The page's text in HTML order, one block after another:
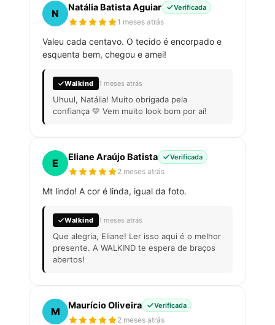
N
Natália Batista Aguiar Verificada
1 meses atrás
Valeu cada centavo. O tecido é encorpado e
esquenta bem, chegou e amei!
Walkind 1 meses atrás
Uhuul, Natália! Muito obrigada pela
confiança 💛 Vem muito look bom por aí!
E
Eliane Araújo Batista Verificada
2 meses atrás
Mt lindo! A cor é linda, igual da foto.
Walkind 1 meses atrás
Que alegria, Eliane! Ler isso aqui é o melhor
presente. A WALKIND te espera de braços
abertos!
M
Maurício Oliveira Verificada
2 meses atrás